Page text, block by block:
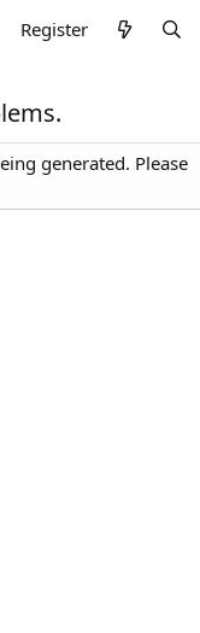
Register
generated. Please